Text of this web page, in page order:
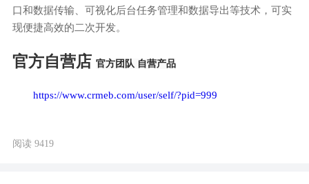
口和数据传输、可视化后台任务管理和数据导出等技术，可实
现便捷高效的二次开发。
官方自营店 官方团队 自营产品
https://www.crmeb.com/user/self/?pid=999
阅读 9419